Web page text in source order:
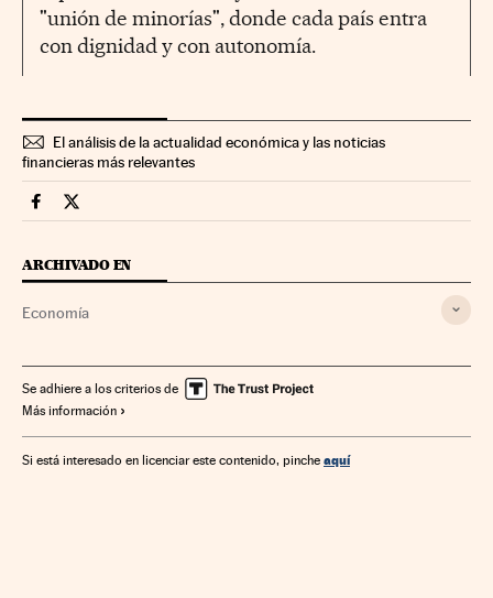
"unión de minorías", donde cada país entra
con dignidad y con autonomía.
El análisis de la actualidad económica y las noticias
financieras más relevantes
Economia Cinco Días en Facebook
Economia Cinco Días en Twitter
ARCHIVADO EN
Economía
Se adhiere a los criterios de
Más información
Si está interesado en licenciar este contenido, pinche aquí